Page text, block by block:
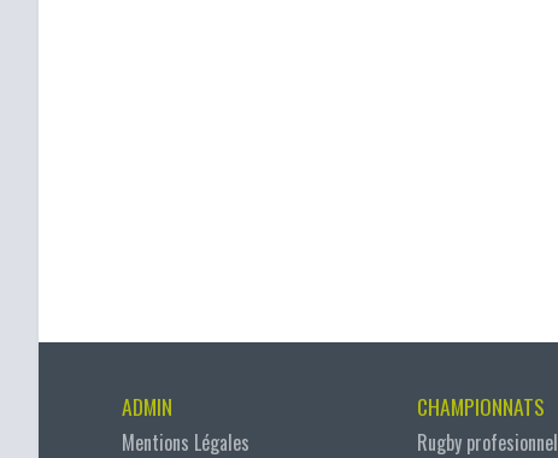
ADMIN
Mentions Légales
CHAMPIONNATS
Rugby profesionnel